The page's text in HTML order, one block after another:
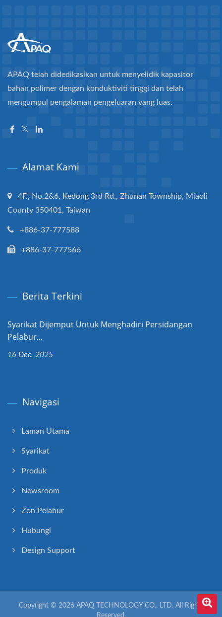
APAQ telah didedikasikan untuk menyelidik kapasitor
bahan polimer dengan konduktiviti tinggi dan telah
mengumpul pengalaman pengeluaran yang luas.
Alamat Kami
4F., No.2&6, Kedong 3rd Rd., Zhunan Township, Miaoli
County 350401, Taiwan
+886-37-777588
+886-37-777566
Berita Terkini
Syarikat Dijemput Untuk Menghadiri Persidangan
Pelabur...
16 Dec, 2025
Navigasi
Laman Utama
Syarikat
Produk
Newsroom
Zon Pelabur
Hubungi
Design Support
Copyright © 2026 APAQ TECHNOLOGY CO., LTD.All Rights